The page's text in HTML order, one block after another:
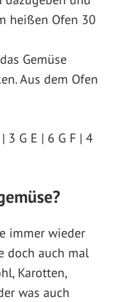
heißen Ofen 30
Gemüse
Aus dem Ofen
3 G E | 6 G F | 4
immer wieder
doch auch mal
Karotten,
was auch